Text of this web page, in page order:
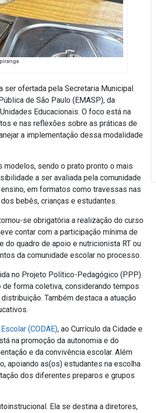
ser ofertada pela Secretaria Municipal
de São Paulo (EMASP), da
Educacionais. O foco está na
e nas reflexões sobre as práticas de
a implementação dessa modalidade
modelos, sendo o prato pronto o mais
a ser avaliada pela comunidade
em formatos como travessas nas
bebês, crianças e estudantes.
se obrigatória a realização do curso
contar com a participação mínima de
do quadro de apoio e nutricionista RT ou
da comunidade escolar no processo.
no Projeto Político-Pedagógico (PPP).
de forma coletiva, considerando tempos
Também destaca a atuação
(CODAE), ao Currículo da Cidade e
na promoção da autonomia e do
e da convivência escolar. Além
apoiando as(os) estudantes na escolha
dos diferentes preparos e grupos
Ela se destina a diretores,